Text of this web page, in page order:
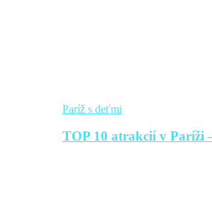
Paríž s deťmi
TOP 10 atrakcií v Paríži